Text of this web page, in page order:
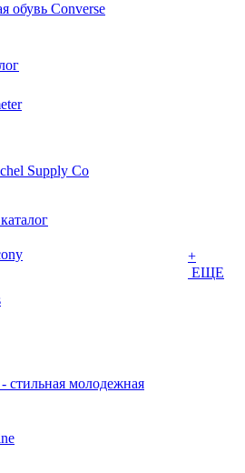
обувь Converse
Supply Co
стильная молодежная
+
ЕЩЕ